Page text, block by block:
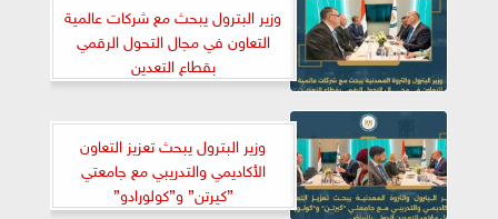
وزير البترول يبحث مع شركات عالمية
التعاون في مجال التحول الرقمي
بقطاع التعدين
وزير البترول يبحث تعزيز التعاون
الأكاديمي والتدريبي مع جامعتي
”كيرتن” و”كولورادو”